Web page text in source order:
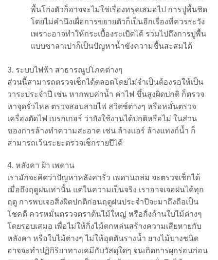
พื้นโก่งตัวก็อาจจะไม่ใช่เรื่องทรุดเสมอไป การปูพื้นชิด
โดยไม่คำนึงเผื่อการขยายตัวก็เป็นอีกเรื่องที่ควรระวัง
เพราะอาจทำให้กระเบื้องระเบิดได้ รวมไปถึงการปูพื้น
แบบซาลาเปาก็เป็นปัญหาน้ำขังความชื้นสะสมได้
3. ระบบไฟฟ้า สาธารณูปโภคต่างๆ
ส่วนนี้สามารถตรวจเช็กได้ตลอดโดยไม่จำเป็นต้องรอให้เป็น
วาระประจำปี เช่น หากพบค่าน้ำ ค่าไฟ ขึ้นสูงผิดปกติ ก็ตรวจ
หาจุดรั่วไหล ตรวจสอบสายไฟ สวิตช์ต่างๆ หรือหมั่นตรวจ
เครื่องตัดไฟ เบรกเกอร์ ว่ายังใช้งานได้ปกติหรือไม่ ในส่วน
ของการล้างทำความสะอาด เช่น ล้างแอร์ ล้างแทงก์น้ำ ก็
สามารถเว้นระยะตรวจเช็กรายปีได้
4. หลังคา ฝ้า เพดาน
เรามักจะคิดว่าปัญหาหลังคารั่ว เพดานถล่ม จะตรวจเช็กได้
เมื่อถึงฤดูฝนเท่านั้น แต่ในความเป็นจริง เราอาจเจอฝนได้ทุก
ฤดู การพบเจอสิ่งผิดปกติก่อนฤดูฝนประจำปีจะมาถึงถือเป็น
โชคดี ควรหมั่นตรวจตราต้นไม้ใหญ่ หรือกิ่งก้านใบไม้ต่างๆ
โดยรอบเสมอ เพื่อไม่ให้กิ่งไม้ตกหล่นสร้างความเสียหายกับ
หลังคา หรือใบไม้ต่างๆ ไม่ให้อุดตันรางน้ำ ยางไม้บางชนิด
อาจจะทำปฏิกิริยาทางเคมีกับวัสดุใดๆ จนเกิดการผุกร่อนก่อน